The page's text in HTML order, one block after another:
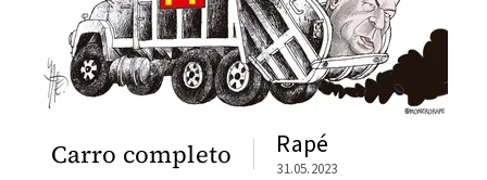
Carro completo Rapé
31.05.2023